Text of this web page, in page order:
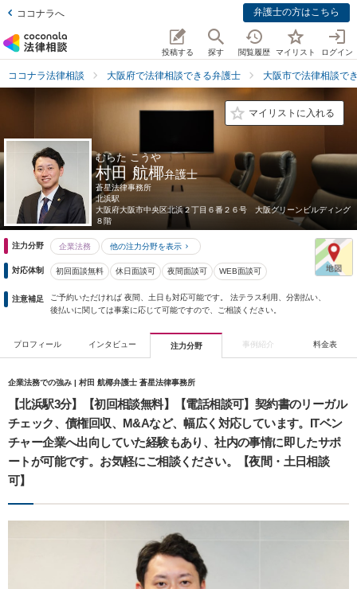
ココナラへ 弁護士の方はこちら
投稿する 探す 閲覧履歴 マイリスト ログイン
ココナラ法律相談 大阪府で法律相談できる弁護士 大阪市で法律相談で
マイリストに入れる
むらた こうや
村田 航椰弁護士
蒼星法律事務所
北浜駅
大阪府大阪市中央区北浜２丁目６番２６号 大阪グリーンビルディング
８階
注力分野 企業法務 他の注力分野を表示
対応体制 初回面談無料 休日面談可 夜間面談可 WEB面談可
注意補足
ご予約いただければ 夜間、土日も対応可能です。 法テラス利用、分割払い、
後払いに関しては事案に応じて可能ですので、ご相談ください。
プロフィール インタビュー 注力分野 事例紹介 料金表
企業法務での強み | 村田 航椰弁護士 蒼星法律事務所
【北浜駅3分】【初回相談無料】【電話相談可】契約書のリーガル
チェック、債権回収、M&Aなど、幅広く対応しています。ITベン
チャー企業へ出向していた経験もあり、社内の事情に即したサポ
ートが可能です。お気軽にご相談ください。【夜間・土日相談
可】